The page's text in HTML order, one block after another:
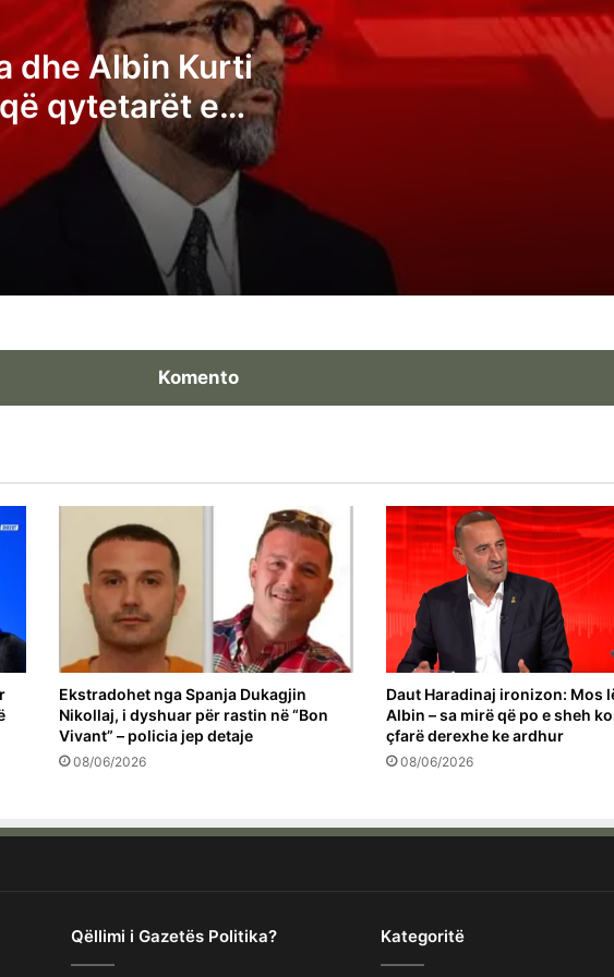
dhe Albin Kurti
qytetarët e
Pozhari: Albin Kurti duhet t’ia japë
presidentin opozitës, kështu tregohet
Ermal Sadiku: Asnjë parti nuk i ka fituar
deputetë, atëherë të kemi një
konsensual
Komento
Ekstradohet nga Spanja Dukagjin
Nikollaj, i dyshuar për rastin në “Bon
Vivant” – policia jep detaje
08/06/2026
Daut Haradinaj ironizon: Mos
Albin – sa mirë që po e sheh
çfarë derexhe ke ardhur
08/06/2026
Qëllimi i Gazetës Politika? Kategoritë